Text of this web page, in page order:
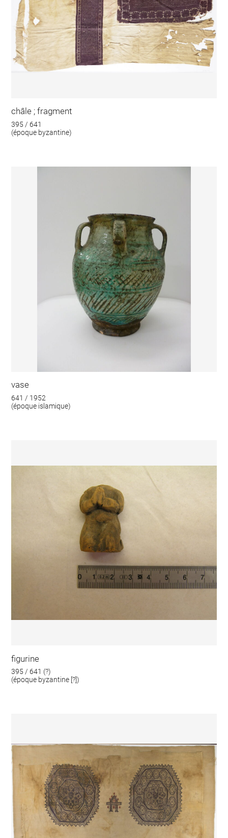
châle ; fragment
395 / 641
(époque byzantine)
vase
641 / 1952
(époque islamique)
figurine
395 / 641 (?)
(époque byzantine [?])